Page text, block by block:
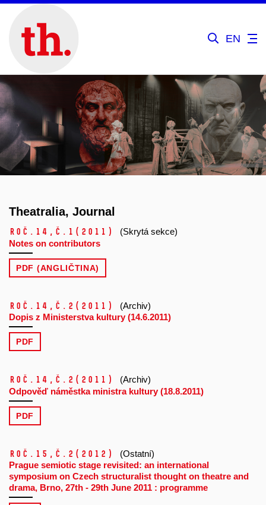
EN
Theatralia, Journal
Roč.14, č.1 (2011)
(Skrytá sekce)
Notes on contributors
PDF (ANGLIČTINA)
Roč.14, č.2 (2011)
(Archiv)
Dopis z Ministerstva kultury (14.6.2011)
PDF
Roč.14, č.2 (2011)
(Archiv)
Odpověď náměstka ministra kultury (18.8.2011)
PDF
Roč.15, č.2 (2012)
(Ostatní)
Prague semiotic stage revisited: an international
symposium on Czech structuralist thought on theatre and
drama, Brno, 27th - 29th June 2011 : programme